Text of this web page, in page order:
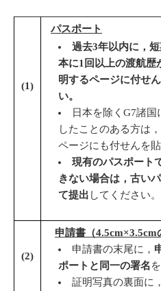
(1)
パスポート
過去3年以内に，
本に1 回以上の渡航歴
明するページに付せん
い。
日本を除くG7諸
したことのある方は
ページにも付せんを
現有のパスポート
きない場合は，古い
て提出 してください。
(2)
申請書（4.5cm×3.5cm
申請書の末尾に，
ポートと同一の署名
証明写真の裏面に